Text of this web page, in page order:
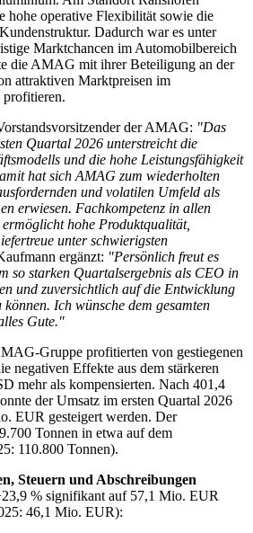
hohe operative Flexibilität sowie die
Dadurch war es unter
Marktchancen im Automobilbereich
die AMAG mit ihrer Beteiligung an der
attraktiven Marktpreisen im
der AMAG: "Das
Quartal 2026 unterstreicht die
und die hohe Leistungsfähigkeit
hat sich AMAG zum wiederholten
und volatilen Umfeld als
erwiesen. Fachkompetenz in allen
hohe Produktqualität,
unter schwierigsten
ergänzt: "Persönlich freut es
so starken Quartalsergebnis als CEO in
und zuversichtlich auf die Entwicklung
können. Ich wünsche dem gesamten
Gute."
Gruppe profitierten von gestiegenen
negativen Effekte aus dem stärkeren
mehr als kompensierten. Nach 401,4
der Umsatz im ersten Quartal 2026
EUR gesteigert werden. Der
Tonnen in etwa auf dem
110.800 Tonnen).
Steuern und Abschreibungen
% signifikant auf 57,1 Mio. EUR
46,1 Mio. EUR):